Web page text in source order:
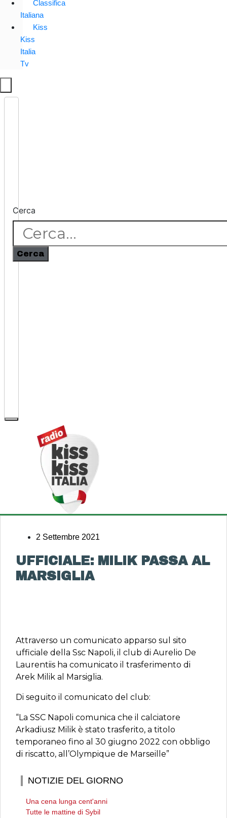
Classifica
Italiana
Kiss
Kiss
Italia
Tv
Cerca
Cerca
2 Settembre 2021
UFFICIALE: MILIK PASSA AL
MARSIGLIA
Attraverso un comunicato apparso sul sito
ufficiale della Ssc Napoli, il club di Aurelio De
Laurentiis ha comunicato il trasferimento di
Arek Milik al Marsiglia.
Di seguito il comunicato del club:
“La SSC Napoli comunica che il calciatore
Arkadiusz Milik è stato trasferito, a titolo
temporaneo fino al 30 giugno 2022 con obbligo
di riscatto, all’Olympique de Marseille”
NOTIZIE DEL GIORNO
Una cena lunga cent'anni
Tutte le mattine di Sybil